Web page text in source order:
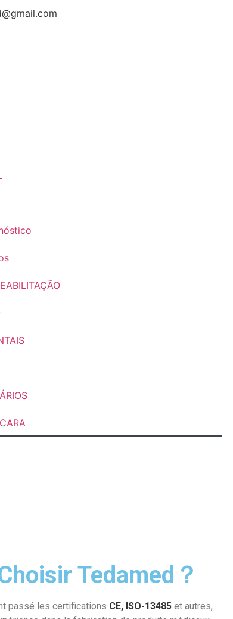
Tedamed？
passé les certifications CE, ISO-13485 et autres,